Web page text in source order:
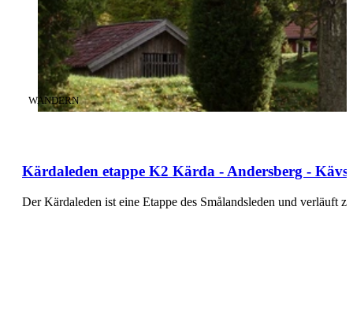
Kärdaleden etappe K2 Kärda - Andersberg -
KATEGORIE:
WANDERN
Der Kärdaleden ist eine Etappe des Smålandsleden und verläuft